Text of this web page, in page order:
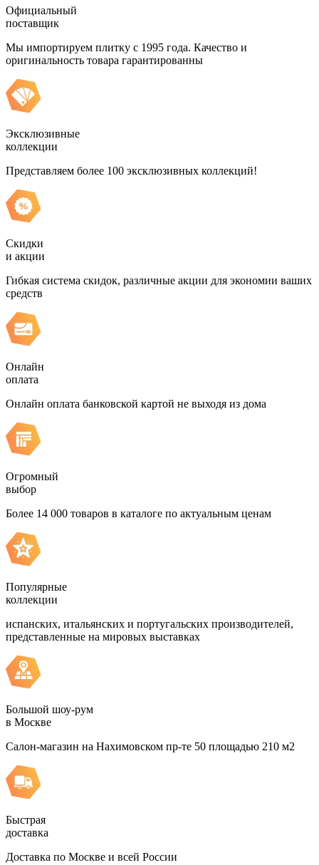
Официальный
поставщик
Мы импортируем плитку с 1995 года. Качество и
оригинальность товара гарантированны
Эксклюзивные
коллекции
Представляем более 100 эксклюзивных коллекций!
Скидки
и акции
Гибкая система скидок, различные акции для экономии ваших
средств
Онлайн
оплата
Онлайн оплата банковской картой не выходя из дома
Огромный
выбор
Более 14 000 товаров в каталоге по актуальным ценам
Популярные
коллекции
испанских, итальянских и португальских производителей,
представленные на мировых выставках
Большой шоу-рум
в Москве
Салон-магазин на Нахимовском пр-те 50 площадью 210 м2
Быстрая
доставка
Доставка по Москве и всей России